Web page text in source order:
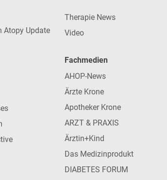
Atopy Update
Therapie News
Video
Fachmedien
AHOP-News
Ärzte Krone
Apotheker Krone
ARZT & PRAXIS
Ärztin+Kind
Das Medizinprodukt
DIABETES FORUM